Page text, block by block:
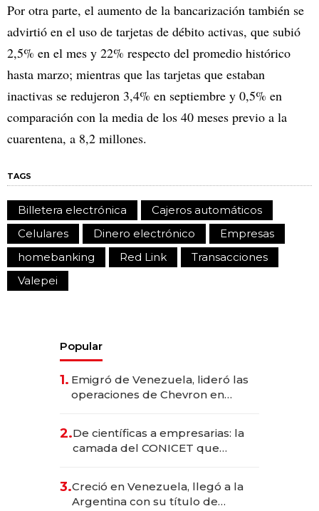
Por otra parte, el aumento de la bancarización también se
advirtió en el uso de tarjetas de débito activas, que subió
2,5% en el mes y 22% respecto del promedio histórico
hasta marzo; mientras que las tarjetas que estaban
inactivas se redujeron 3,4% en septiembre y 0,5% en
comparación con la media de los 40 meses previo a la
cuarentena, a 8,2 millones.
TAGS
Billetera electrónica
Cajeros automáticos
Celulares
Dinero electrónico
Empresas
homebanking
Red Link
Transacciones
Valepei
Popular
1. Emigró de Venezuela, lideró las
operaciones de Chevron en
2.De científicas a empresarias: la
camada del CONICET que
3.Creció en Venezuela, llegó a la
Argentina con su título de